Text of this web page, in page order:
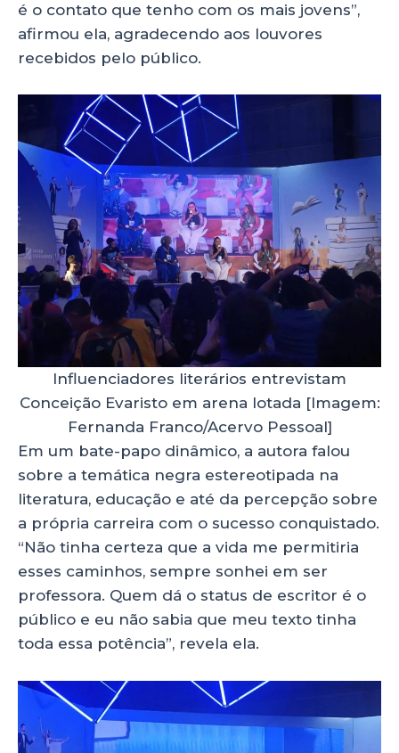
é o contato que tenho com os mais jovens”,
afirmou ela, agradecendo aos louvores
recebidos pelo público.
Influenciadores literários entrevistam
Conceição Evaristo em arena lotada [Imagem:
Fernanda Franco/Acervo Pessoal]
Em um bate-papo dinâmico, a autora falou
sobre a temática negra estereotipada na
literatura, educação e até da percepção sobre
a própria carreira com o sucesso conquistado.
“Não tinha certeza que a vida me permitiria
esses caminhos, sempre sonhei em ser
professora. Quem dá o status de escritor é o
público e eu não sabia que meu texto tinha
toda essa potência”, revela ela.